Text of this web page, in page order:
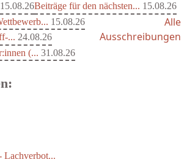
15.08.26Beiträge für den nächsten... 15.08.26
15.08.26
... 24.08.26
(... 31.08.26
Alle
Ausschreibungen